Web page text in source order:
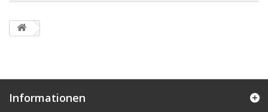
Informationen